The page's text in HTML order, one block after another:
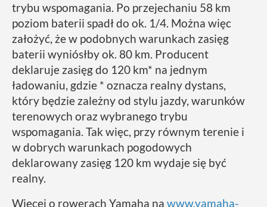
trybu wspomagania. Po przejechaniu 58 km
poziom baterii spadł do ok. 1/4. Można więc
założyć, że w podobnych warunkach zasięg
baterii wyniósłby ok. 80 km. Producent
deklaruje zasięg do 120 km* na jednym
ładowaniu, gdzie * oznacza realny dystans,
który będzie zależny od stylu jazdy, warunków
terenowych oraz wybranego trybu
wspomagania. Tak więc, przy równym terenie i
w dobrych warunkach pogodowych
deklarowany zasięg 120 km wydaje się być
realny.
Więcej o rowerach Yamaha na www.yamaha-